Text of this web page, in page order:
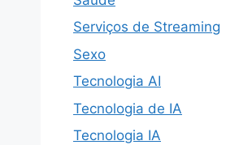
Serviços de Streaming
Sexo
Tecnologia AI
Tecnologia de IA
Tecnologia IA